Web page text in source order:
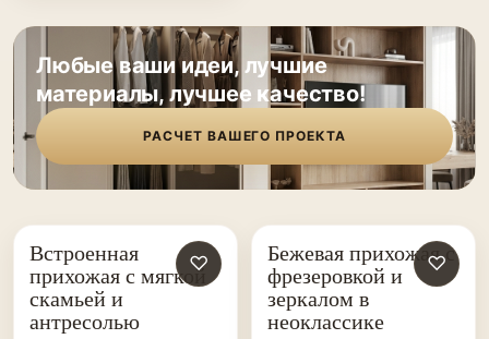
Любые ваши идеи, лучшие
материалы, лучшее качество!
РАСЧЕТ ВАШЕГО ПРОЕКТА
ПРИХОЖИЕ НА ЗАКАЗ
♡
Встроенная
прихожая с мягкой
скамьей и
антресолью
ПРИХОЖИЕ НА ЗАКАЗ
♡
Бежевая прихожая с
фрезеровкой и
зеркалом в
неоклассике